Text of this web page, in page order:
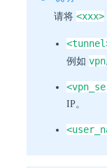
请将 <xxx>
例如 vpn
IP。